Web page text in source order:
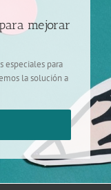
mejorar
especiales para
la solución a